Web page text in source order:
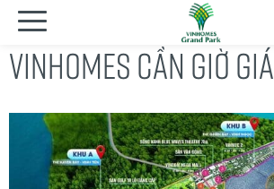
VINHOMES CẦN GIỜ GIÁ